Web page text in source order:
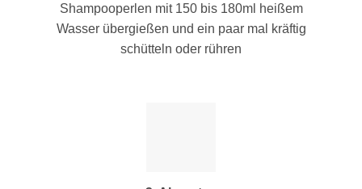
Shampooperlen mit 150 bis 180ml heißem
Wasser übergießen und ein paar mal kräftig
schütteln oder rühren